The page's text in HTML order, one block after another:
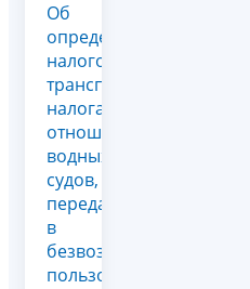
Об
определении
налогоплательщиков
транспортного
налога в
отношении
водных
судов,
переданных
в
безвозмездное
пользование